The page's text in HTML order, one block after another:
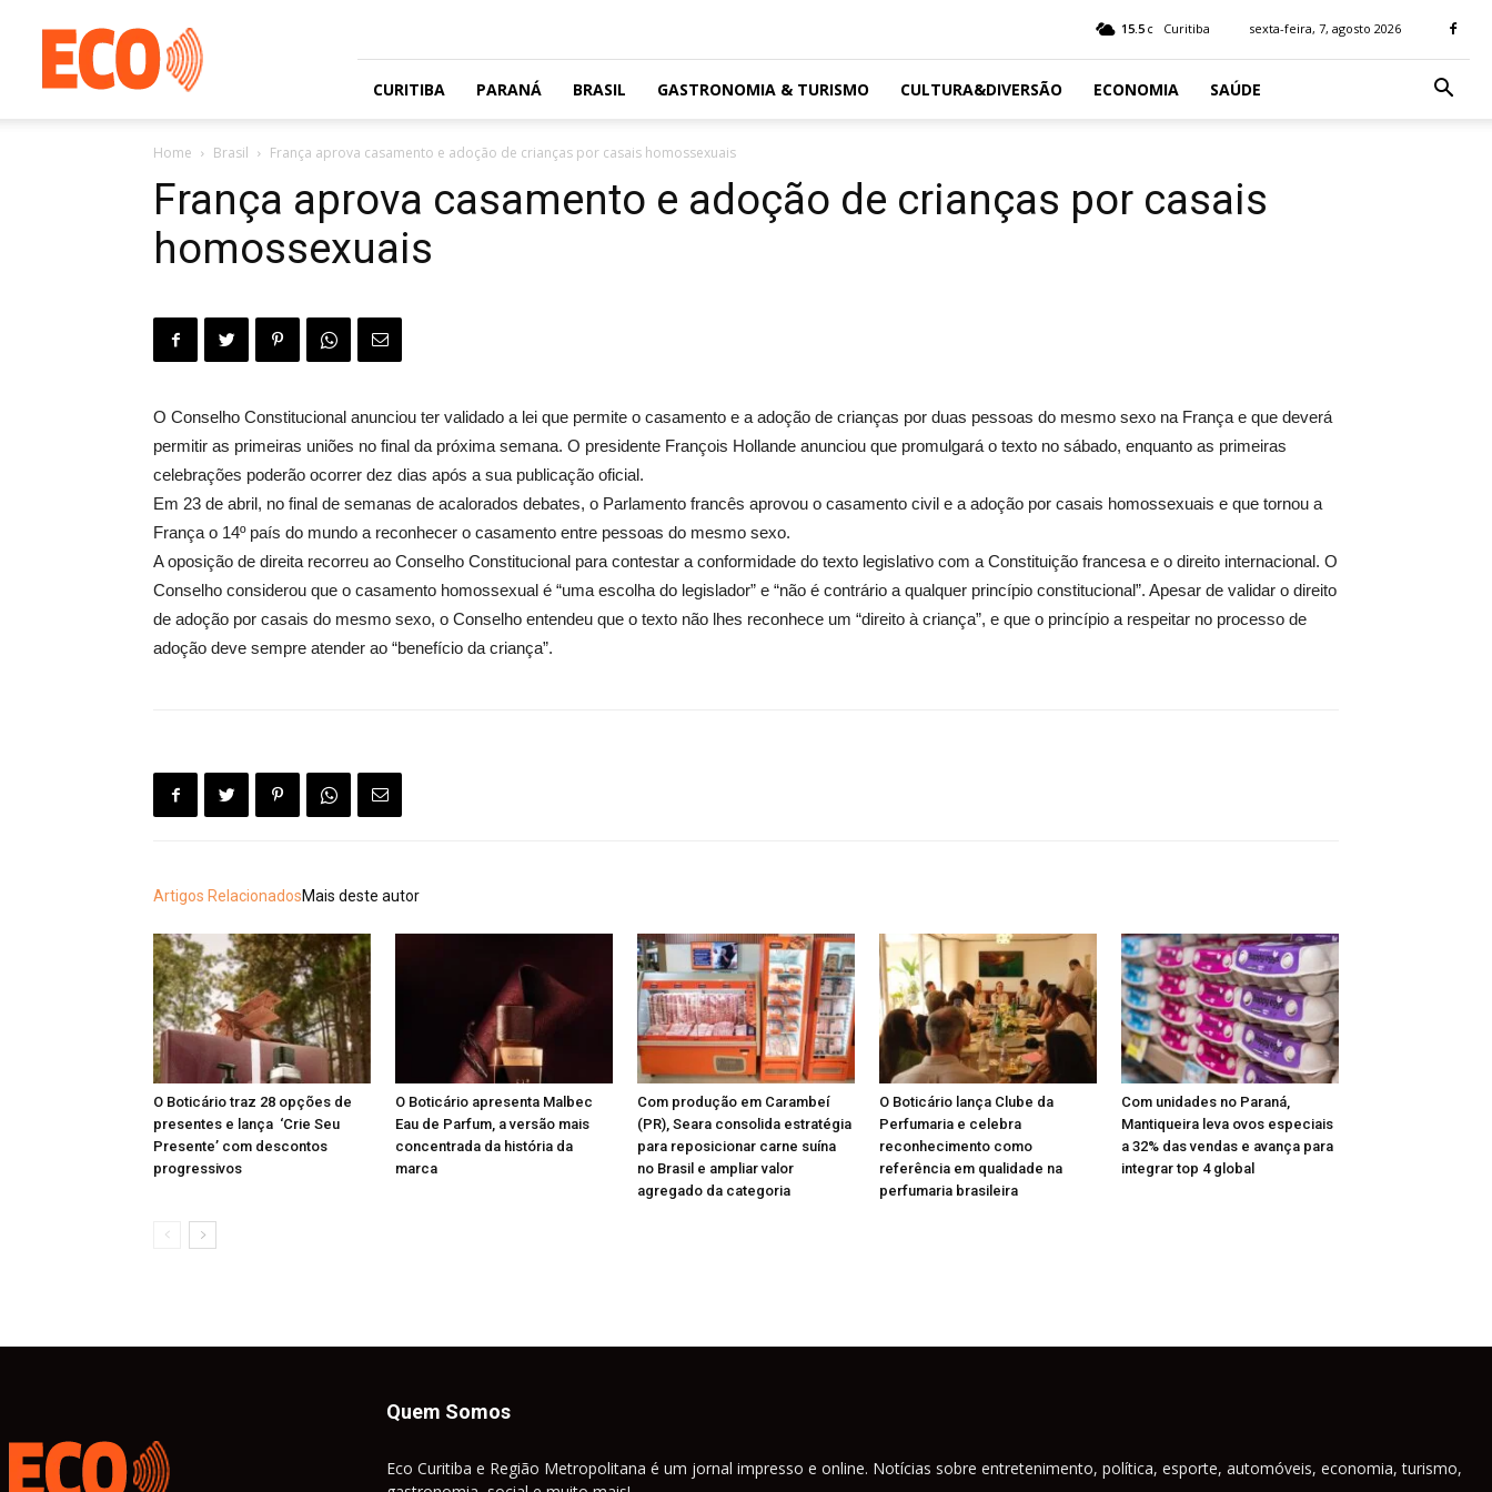
gratuito
com
circulação
15.5 C Curitiba sexta-feira, 7, agosto 2026
CURITIBA PARANÁ BRASIL GASTRONOMIA & TURISMO CULTURA&DIVERSÃO ECONOMIA SAÚDE
Home Brasil França aprova casamento e adoção de crianças por casais homossexuais
França aprova casamento e adoção de crianças por casais
homossexuais
O Conselho Constitucional anunciou ter validado a lei que permite o casamento e a adoção de crianças por duas pessoas do mesmo sexo na França e que deverá
permitir as primeiras uniões no final da próxima semana. O presidente François Hollande anunciou que promulgará o texto no sábado, enquanto as primeiras
celebrações poderão ocorrer dez dias após a sua publicação oficial.
Em 23 de abril, no final de semanas de acalorados debates, o Parlamento francês aprovou o casamento civil e a adoção por casais homossexuais e que tornou a
França o 14º país do mundo a reconhecer o casamento entre pessoas do mesmo sexo.
A oposição de direita recorreu ao Conselho Constitucional para contestar a conformidade do texto legislativo com a Constituição francesa e o direito internacional. O
Conselho considerou que o casamento homossexual é “uma escolha do legislador” e “não é contrário a qualquer princípio constitucional”. Apesar de validar o direito
de adoção por casais do mesmo sexo, o Conselho entendeu que o texto não lhes reconhece um “direito à criança”, e que o princípio a respeitar no processo de
adoção deve sempre atender ao “benefício da criança”.
Artigos RelacionadosMais deste autor
O Boticário traz 28 opções de
presentes e lança ‘Crie Seu
Presente’ com descontos
progressivos
O Boticário apresenta Malbec
Eau de Parfum, a versão mais
concentrada da história da
marca
Com produção em Carambeí
(PR), Seara consolida estratégia
para reposicionar carne suína
no Brasil e ampliar valor
agregado da categoria
O Boticário lança Clube da
Perfumaria e celebra
reconhecimento como
referência em qualidade na
perfumaria brasileira
Com unidades no Paraná,
Mantiqueira leva ovos especiais
a 32% das vendas e avança para
integrar top 4 global
Quem Somos
Eco Curitiba e Região Metropolitana é um jornal impresso e online. Notícias sobre entretenimento, política, esporte, automóveis, economia, turismo,